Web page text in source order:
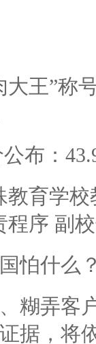
大王”称
布：
教育学
程序 副
怕什么
糊弄客
据，将